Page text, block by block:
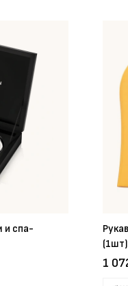
и спа-
(1шт)
1